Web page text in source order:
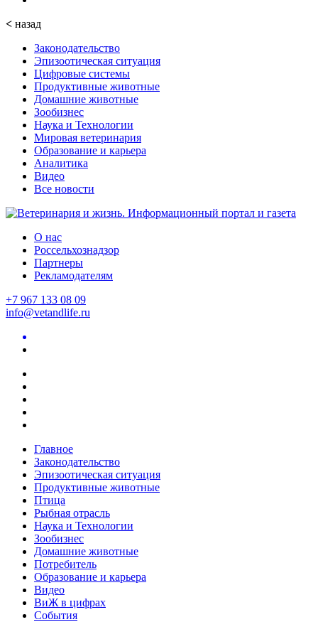
< назад
Законодательство
Эпизоотическая ситуация
Цифровые системы
Продуктивные животные
Домашние животные
Зообизнес
Наука и Технологии
Мировая ветеринария
Образование и карьера
Аналитика
Видео
Все новости
О нас
Россельхознадзор
Партнеры
Рекламодателям
+7 967 133 08 09
info@vetandlife.ru
Главное
Законодательство
Эпизоотическая ситуация
Продуктивные животные
Птица
Рыбная отрасль
Наука и Технологии
Зообизнес
Домашние животные
Потребитель
Образование и карьера
Видео
ВиЖ в цифрах
События